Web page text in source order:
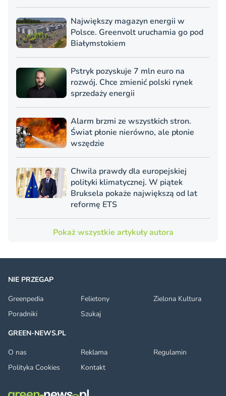
Największy magazyn energii w
Polsce. Greenvolt uruchamia go pod
Białymstokiem
Pstryk pozyskuje 7 mln euro na
rozwój. Chce zmienić polski rynek
sprzedaży energii
Alarm brzmi ze wszystkich stron.
Świat płonie nierówno, ale płonie
wszędzie
Chwila prawdy dla europejskiej
polityki klimatycznej. W piątek
Bruksela pokaże największą od lat
reformę ETS
Pokaż wszystkie artykuły autora
NIE PRZEGAP
Greenpedia
Felietony
Zielona Kultura
Poradniki
Szukaj
GREEN-NEWS.PL
O nas
Reklama
Regulamin
Polityka Cookies
Kontakt